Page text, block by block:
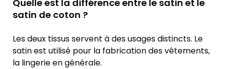
Quelle est la différence entre le satin et le
satin de coton ?
Les deux tissus servent à des usages distincts. Le
satin est utilisé pour la fabrication des vêtements,
la lingerie en générale.